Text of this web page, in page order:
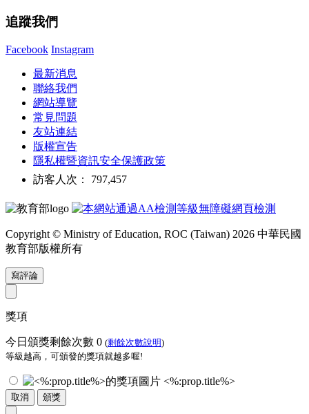
追蹤我們
Facebook Instagram
最新消息
聯絡我們
網站導覽
常見問題
友站連結
版權宣告
隱私權暨資訊安全保護政策
訪客人次： 797,457
Copyright © Ministry of Education, ROC (Taiwan) 2026 中華民國
教育部版權所有
寫評論
獎項
今日頒獎剩餘次數 0 (剩餘次數說明)
等級越高，可頒發的獎項就越多喔!
<%:prop.title%>
取消 頒獎